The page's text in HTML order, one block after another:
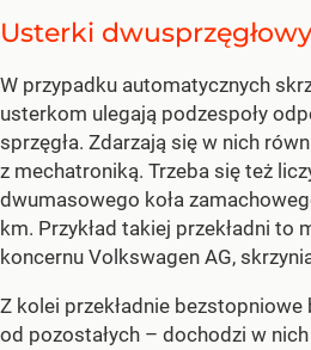
Usterki
W przypadku automatycznych
usterkom ulegają podzespoły
sprzęgła. Zdarzają się w nich
z mechatroniką. Trzeba się też
dwumasowego koła
km. Przykład takiej przekładni to
koncernu Volkswagen AG,
Z kolei przekładnie bezstopniowe
od pozostałych – dochodzi w nich